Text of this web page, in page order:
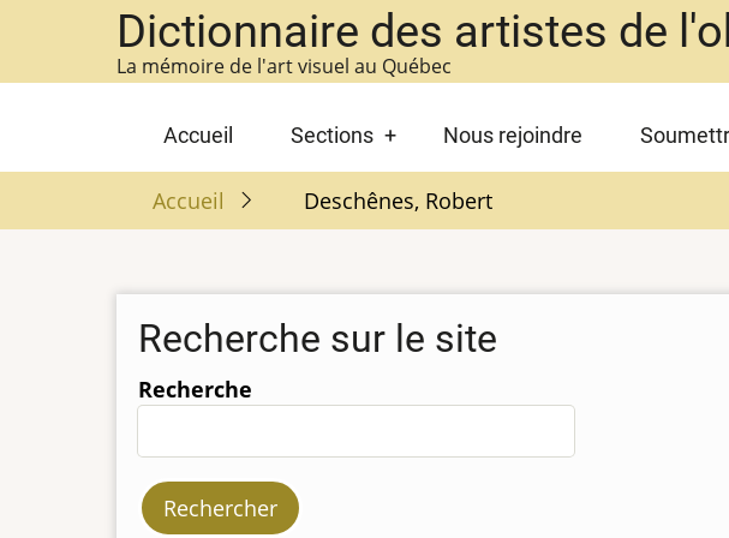
contenu
Dictionnaire des artistes de
La mémoire de l'art visuel au Québec
Main
navigation
Accueil Sections Nous rejoindre
Accueil Deschênes, Robert
Recherche sur le site
Recherche